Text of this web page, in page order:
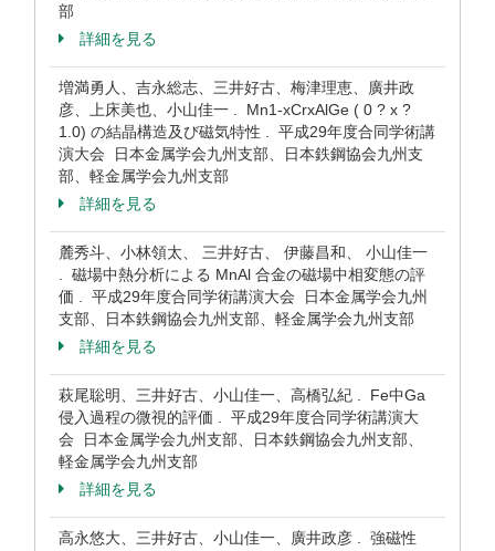
部
詳細を見る
増満勇人、吉永総志、三井好古、梅津理恵、廣井政
彦、上床美也、小山佳一 . Mn1-xCrxAlGe ( 0 ? x ?
1.0) の結晶構造及び磁気特性 . 平成29年度合同学術講
演大会 日本金属学会九州支部、日本鉄鋼協会九州支
部、軽金属学会九州支部
詳細を見る
麓秀斗、小林領太、 三井好古、 伊藤昌和、 小山佳一
. 磁場中熱分析による MnAl 合金の磁場中相変態の評
価 . 平成29年度合同学術講演大会 日本金属学会九州
支部、日本鉄鋼協会九州支部、軽金属学会九州支部
詳細を見る
萩尾聡明、三井好古、小山佳一、高橋弘紀 . Fe中Ga
侵入過程の微視的評価 . 平成29年度合同学術講演大
会 日本金属学会九州支部、日本鉄鋼協会九州支部、
軽金属学会九州支部
詳細を見る
高永悠大、三井好古、小山佳一、廣井政彦 . 強磁性